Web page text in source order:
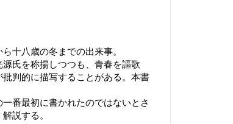
十八歳の冬までの出来事。
氏を称揚しつつも、青春を謳歌
判的に描写することがある。本書
番最初に書かれたのではないとさ
説する。